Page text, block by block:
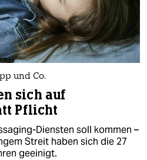
und Co.
sich auf
Pflicht
Diensten soll kommen –
Streit haben sich die 27
geeinigt.